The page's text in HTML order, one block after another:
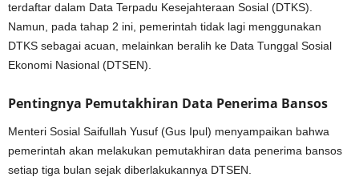
terdaftar dalam Data Terpadu Kesejahteraan Sosial (DTKS).
Namun, pada tahap 2 ini, pemerintah tidak lagi menggunakan
DTKS sebagai acuan, melainkan beralih ke Data Tunggal Sosial
Ekonomi Nasional (DTSEN).
Pentingnya Pemutakhiran Data Penerima Bansos
Menteri Sosial Saifullah Yusuf (Gus Ipul) menyampaikan bahwa
pemerintah akan melakukan pemutakhiran data penerima bansos
setiap tiga bulan sejak diberlakukannya DTSEN.